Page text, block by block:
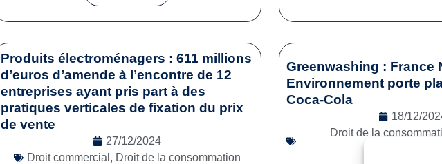
Produits électroménagers : 611 millions
d’euros d’amende à l’encontre de 12
entreprises ayant pris part à des
pratiques verticales de fixation du prix
de vente
27/12/2024
Droit commercial , Droit de la consommation
Greenwashing : France
Environnement porte
Coca-Cola
18/12/
Droit de la